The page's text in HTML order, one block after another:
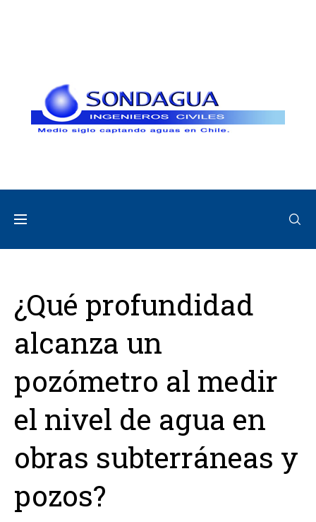
¿Qué profundidad
alcanza un
pozómetro al medir
el nivel de agua en
obras subterráneas y
pozos?